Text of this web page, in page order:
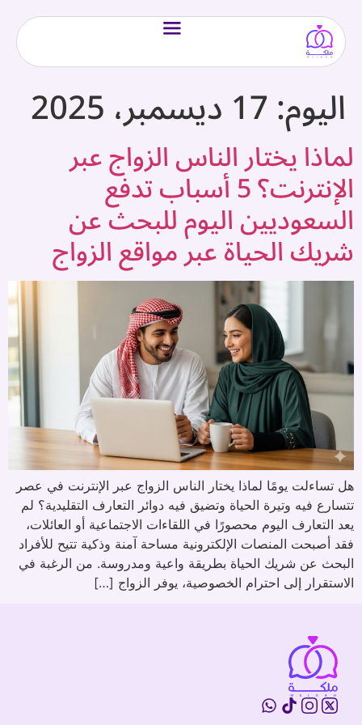
اليوم:17 ديسمبر، 2025
لماذا يختار الناس الزواج عبر
الإنترنت؟ 5 أسباب تدفع
السعوديين اليوم للبحث عن
شريك الحياة عبر مواقع الزواج
هل تساءلت يومًا لماذا يختار الناس الزواج عبر الإنترنت في عصر
تتسارع فيه وتيرة الحياة وتضيق فيه دوائر التعارف التقليدية؟ لم
يعد التعارف اليوم محصورًا في اللقاءات الاجتماعية أو العائلات،
فقد أصبحت المنصات الإلكترونية مساحة آمنة وذكية تتيح للأفراد
البحث عن شريك الحياة بطريقة واعية ومدروسة. من الرغبة في
الاستقرار إلى احترام الخصوصية، يوفر الزواج […]